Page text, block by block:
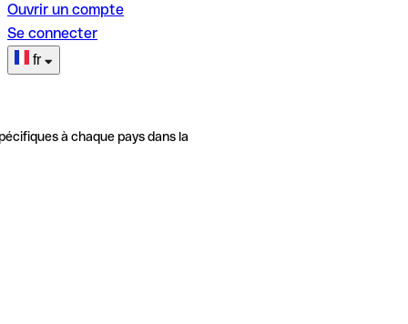
Ouvrir un compte
Se connecter
fr
à chaque pays dans la